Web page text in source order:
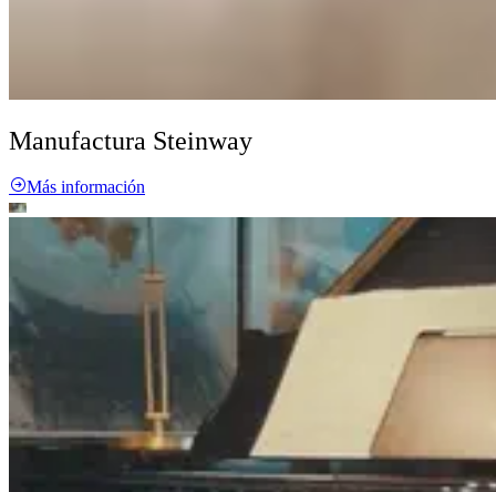
Manufactura Steinway
Más información